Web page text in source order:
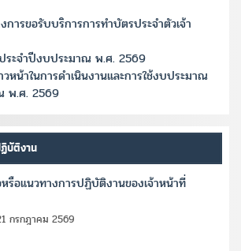
ารขอรับบริการการทำบัตรประจำตัวเจ้า
ะจำปีงบประมาณ พ.ศ. 2569
หน้าในการดำเนินงานและการใช้งบประมาณ
พ.ศ. 2569
บัติงาน
รือแนวทางการปฏิบัติงานของเจ้าหน้าที่
กรกฎาคม 2569